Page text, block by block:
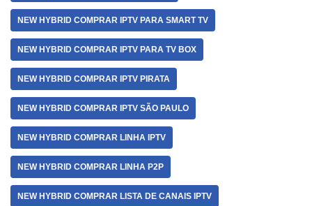
NEW HYBRID COMPRAR IPTV PARA SMART TV
NEW HYBRID COMPRAR IPTV PARA TV BOX
NEW HYBRID COMPRAR IPTV PIRATA
NEW HYBRID COMPRAR IPTV SÃO PAULO
NEW HYBRID COMPRAR LINHA IPTV
NEW HYBRID COMPRAR LINHA P2P
NEW HYBRID COMPRAR LISTA DE CANAIS IPTV